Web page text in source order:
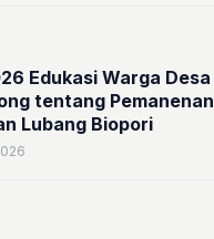
Edukasi Warga Desa
tentang Pemanenan
Lubang Biopori